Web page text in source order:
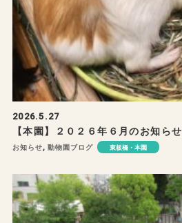
2026.5.27
【本園】２０２６年６月のお知らせ
お知らせ, 動物園ブログ 東板橋・本園